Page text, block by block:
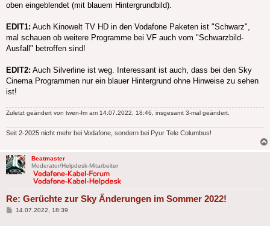
oben eingeblendet (mit blauem Hintergrundbild).
EDIT1: Auch Kinowelt TV HD in den Vodafone Paketen ist "Schwarz",
mal schauen ob weitere Programme bei VF auch vom "Schwarzbild-
Ausfall" betroffen sind!
EDIT2: Auch Silverline ist weg. Interessant ist auch, dass bei den Sky
Cinema Programmen nur ein blauer Hintergrund ohne Hinweise zu sehen
ist!
Zuletzt geändert von twen-fm am 14.07.2022, 18:46, insgesamt 3-mal geändert.
Seit 2-2025 nicht mehr bei Vodafone, sondern bei Pyur Tele Columbus!
Beatmaster
Moderator/Helpdesk-Mitarbeiter
Re: Gerüchte zur Sky Änderungen im Sommer 2022!
Beitrag
14.07.2022, 18:39